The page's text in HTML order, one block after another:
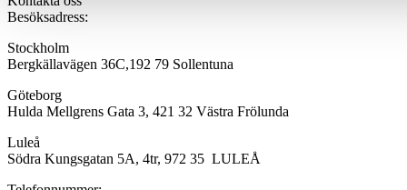
Besöksadress:
Stockholm
Bergkällavägen 36C,192 79 Sollentuna
Göteborg
Hulda Mellgrens Gata 3, 421 32 Västra Frölunda
Luleå
Södra Kungsgatan 5A, 4tr, 972 35 LULEÅ